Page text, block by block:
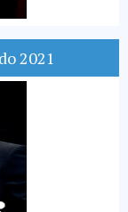
2021